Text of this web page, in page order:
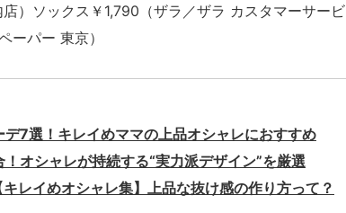
）ソックス￥1,790（ザラ／ザラ カスタマーサービ
ーパー 東京）
7選！キレイめママの上品オシャレにおすすめ
オシャレが持続する“実力派デザイン”を厳選
レイめオシャレ集】上品な抜け感の作り方って？